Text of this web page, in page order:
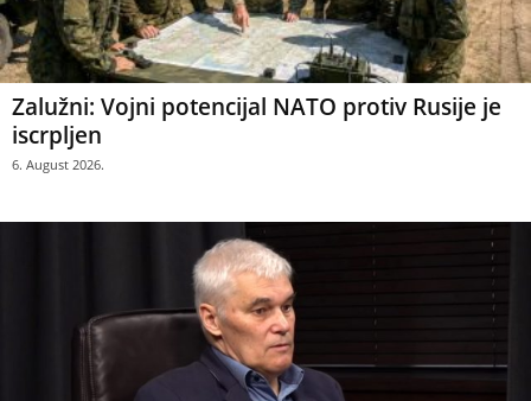
Zalužni: Vojni potencijal NATO protiv Rusije je
iscrpljen
6. August 2026.